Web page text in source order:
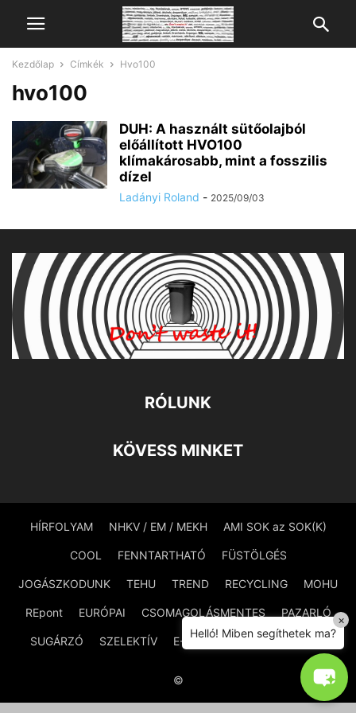
Kezdőlap Címkék Hvo100
hvo100
DUH: A használt sütőolajból
előállított HVO100
klímakárosabb, mint a fosszilis
dízel
Ladányi Roland - 2025/09/03
RÓLUNK
KÖVESS MINKET
HÍRFOLYAM NHKV / EM / MEKH AMI SOK az SOK(K)
COOL FENNTARTHATÓ FÜSTÖLGÉS
JOGÁSZKODUNK TEHU TREND RECYCLING MOHU
REpont EURÓPAI CSOMAGOLÁSMENTES PAZARLÓ
SUGÁRZÓ SZELEKTÍV E-WASTE VESZÉLYES
©
Chat Mr wAIste
Helló! Miben segíthetek ma?
×